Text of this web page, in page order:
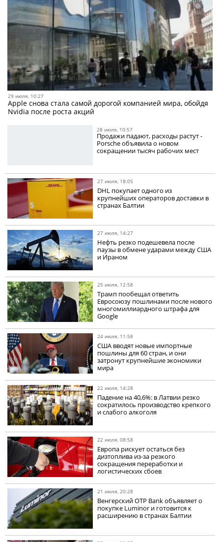
29 июля, 10:27
Apple снова стала самой дорогой компанией мира, обойдя
Nvidia после роста акций
28 июля, 10:57
Продажи падают, расходы растут -
Porsche объявила о новом
сокращении тысяч рабочих мест
27 июля, 18:05
DHL покупает одного из
крупнейших операторов доставки в
странах Балтии
27 июля, 14:27
Нефть резко подешевела после
паузы в обмене ударами между США
и Ираном
25 июля, 12:58
Трамп пообещал ответить
Евросоюзу пошлинами после нового
многомиллиардного штрафа для
Google
24 июля, 11:58
США вводят новые импортные
пошлины для 60 стран, и они
затронут крупнейшие экономики
мира
22 июля, 14:28
Падение на 40,6%: в Латвии резко
сократилось производство крепкого
и слабого алкоголя
22 июля, 08:58
Европа рискует остаться без
дизтоплива из-за резкого
сокращения переработки и
логистических сбоев
21 июля, 20:28
Венгерский OTP Bank объявляет о
покупке Luminor и готовится к
расширению в странах Балтии